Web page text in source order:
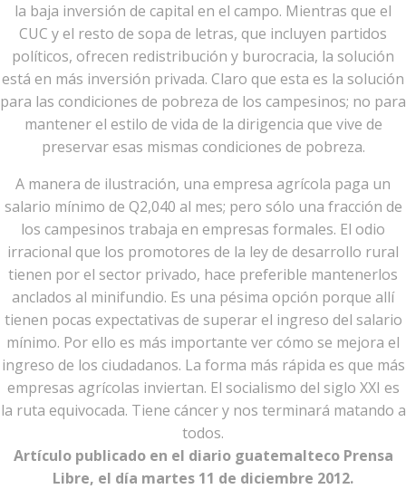
la baja inversión de capital en el campo. Mientras que el
CUC y el resto de sopa de letras, que incluyen partidos
políticos, ofrecen redistribución y burocracia, la solución
está en más inversión privada. Claro que esta es la solución
para las condiciones de pobreza de los campesinos; no para
mantener el estilo de vida de la dirigencia que vive de
preservar esas mismas condiciones de pobreza.
A manera de ilustración, una empresa agrícola paga un
salario mínimo de Q2,040 al mes; pero sólo una fracción de
los campesinos trabaja en empresas formales. El odio
irracional que los promotores de la ley de desarrollo rural
tienen por el sector privado, hace preferible mantenerlos
anclados al minifundio. Es una pésima opción porque allí
tienen pocas expectativas de superar el ingreso del salario
mínimo. Por ello es más importante ver cómo se mejora el
ingreso de los ciudadanos. La forma más rápida es que más
empresas agrícolas inviertan. El socialismo del siglo XXI es
la ruta equivocada. Tiene cáncer y nos terminará matando a
todos.
Artículo publicado en el diario guatemalteco Prensa
Libre, el día martes 11 de diciembre 2012.